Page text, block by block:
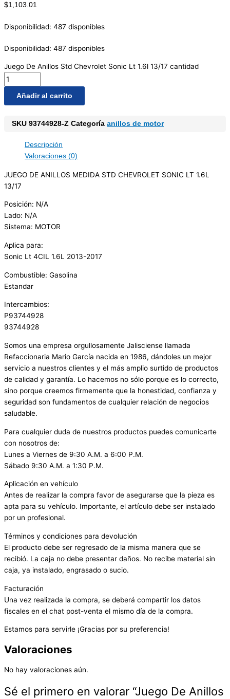
$1,103.01
Disponibilidad: 487 disponibles
Disponibilidad: 487 disponibles
Juego De Anillos Std Chevrolet Sonic Lt 1.6l 13/17 cantidad
Añadir al carrito
SKU 93744928-Z Categoría anillos de motor
Descripción
Valoraciones (0)
JUEGO DE ANILLOS MEDIDA STD CHEVROLET SONIC LT 1.6L
13/17
Posición: N/A
Lado: N/A
Sistema: MOTOR
Aplica para:
Sonic Lt 4CIL 1.6L 2013-2017
Combustible: Gasolina
Estandar
Intercambios:
P93744928
93744928
Somos una empresa orgullosamente Jalisciense llamada
Refaccionaria Mario García nacida en 1986, dándoles un mejor
servicio a nuestros clientes y el más amplio surtido de productos
de calidad y garantía. Lo hacemos no sólo porque es lo correcto,
sino porque creemos firmemente que la honestidad, confianza y
seguridad son fundamentos de cualquier relación de negocios
saludable.
Para cualquier duda de nuestros productos puedes comunicarte
con nosotros de:
Lunes a Viernes de 9:30 A.M. a 6:00 P.M.
Sábado 9:30 A.M. a 1:30 P.M.
Aplicación en vehículo
Antes de realizar la compra favor de asegurarse que la pieza es
apta para su vehículo. Importante, el artículo debe ser instalado
por un profesional.
Términos y condiciones para devolución
El producto debe ser regresado de la misma manera que se
recibió. La caja no debe presentar daños. No recibe material sin
caja, ya instalado, engrasado o sucio.
Facturación
Una vez realizada la compra, se deberá compartir los datos
fiscales en el chat post-venta el mismo día de la compra.
Estamos para servirle ¡Gracias por su preferencia!
Valoraciones
No hay valoraciones aún.
Sé el primero en valorar “Juego De Anillos